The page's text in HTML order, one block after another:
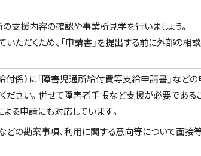
援内容の確認や事業所見学を行いましょう。
ただくため、「申請書」を提出する前に外部の相
係）に「障害児通所給付費等支給申請書」など
ください。併せて障害者手帳など支援が必要である
る申請にも対応しています。
の勘案事項、利用に関する意向等について面接